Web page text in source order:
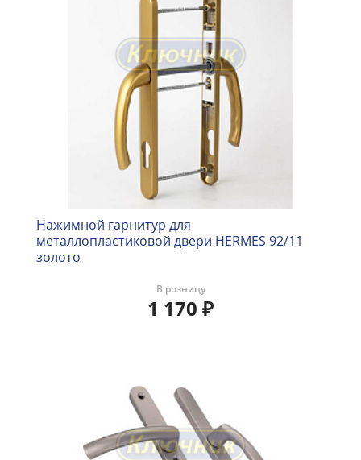
Нажимной гарнитур для
металлопластиковой двери HERMES 92/11
золото
В розницу
1 170 ₽